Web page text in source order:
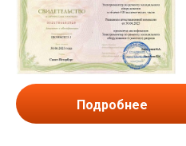
Подробнее